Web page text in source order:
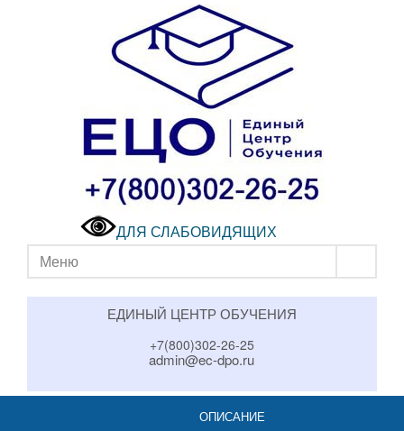
ДЛЯ СЛАБОВИДЯЩИХ
Меню
ЕДИНЫЙ ЦЕНТР ОБУЧЕНИЯ
+7(800)302-26-25
admin@ec-dpo.ru
ОПИСАНИЕ